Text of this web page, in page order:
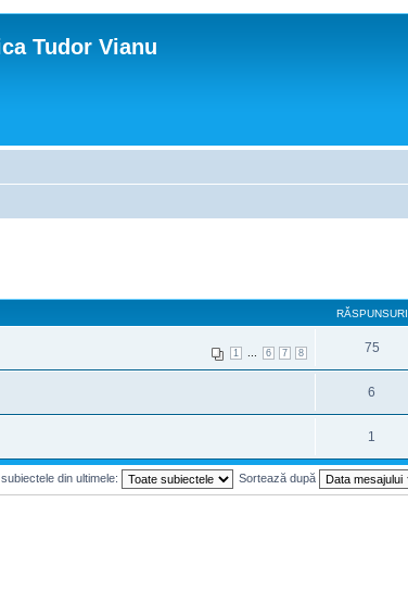
Tudor Vianu
RĂSPUNSURI
1 6 7 8 75
6
1
din ultimele: Sortează după